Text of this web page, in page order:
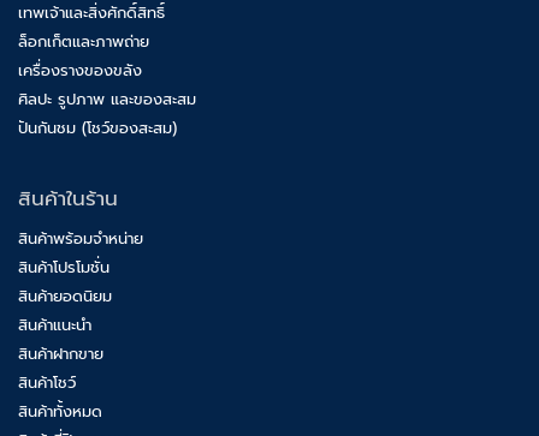
เทพเจ้าและสิ่งศักดิ์สิทธิ์
ล็อกเก็ตและภาพถ่าย
เครื่องรางของขลัง
ศิลปะ รูปภาพ และของสะสม
ปันกันชม (โชว์ของสะสม)
สินค้าในร้าน
สินค้าพร้อมจำหน่าย
สินค้าโปรโมชั่น
สินค้ายอดนิยม
สินค้าแนะนำ
สินค้าฝากขาย
สินค้าโชว์
สินค้าทั้งหมด